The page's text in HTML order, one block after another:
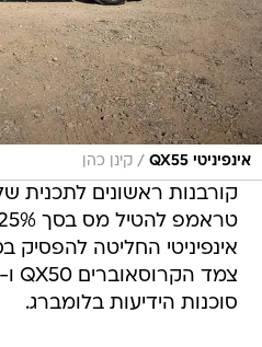
אינפיניטי QX55 / קינן כהן
קורבנות ראשונים לתכנית
סוכנות הידיעות בלומברג.